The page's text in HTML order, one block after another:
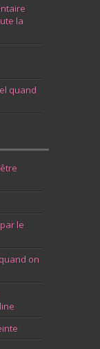
la
quand
le
on